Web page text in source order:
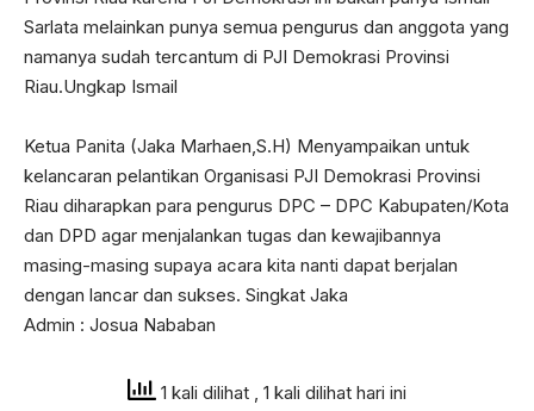
Sarlata melainkan punya semua pengurus dan anggota yang
namanya sudah tercantum di PJI Demokrasi Provinsi
Riau.Ungkap Ismail
Ketua Panita (Jaka Marhaen,S.H) Menyampaikan untuk
kelancaran pelantikan Organisasi PJI Demokrasi Provinsi
Riau diharapkan para pengurus DPC – DPC Kabupaten/Kota
dan DPD agar menjalankan tugas dan kewajibannya
masing-masing supaya acara kita nanti dapat berjalan
dengan lancar dan sukses. Singkat Jaka
Admin : Josua Nababan
1 kali dilihat , 1 kali dilihat hari ini